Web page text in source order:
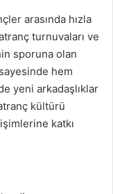
arasında hızla
turnuvaları ve
sporuna olan
hem
yeni arkadaşlıklar
kültürü
katkı